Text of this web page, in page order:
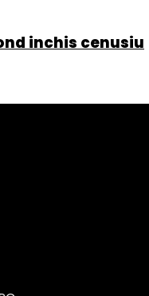
inchis cenusiu